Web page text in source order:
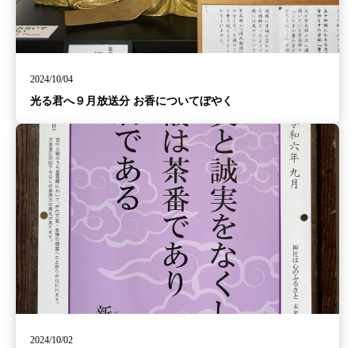
2024/10/04
光る君へ９月放送分 お香についてぼやく
2024/10/02